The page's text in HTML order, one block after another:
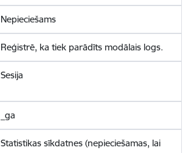
Nepieciešams
Reģistrē, ka tiek parādīts modālais logs.
Sesija
_ga
Statistikas sīkdatnes (nepieciešamas, lai